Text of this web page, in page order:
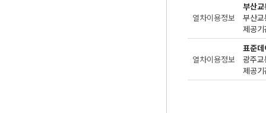
열차이용정보
부산
제공
열차이용정보
표준
광주
제공